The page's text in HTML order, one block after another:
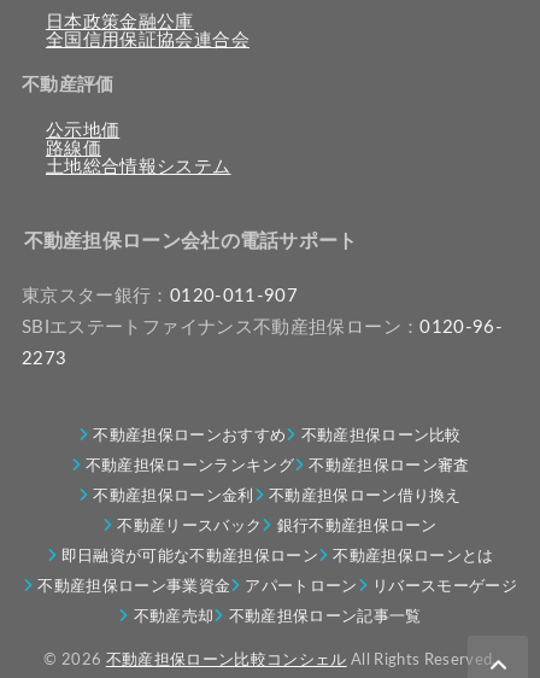
日本政策金融公庫
全国信用保証協会連合会
不動産評価
公示地価
路線価
土地総合情報システム
不動産担保ローン会社の電話サポート
東京スター銀行： 0120-011-907
SBIエステートファイナンス不動産担保ローン：0120-96-
2273
不動産担保ローンおすすめ
不動産担保ローン比較
不動産担保ローンランキング
不動産担保ローン審査
不動産担保ローン金利
不動産担保ローン借り換え
不動産リースバック
銀行不動産担保ローン
即日融資が可能な不動産担保ローン
不動産担保ローンとは
不動産担保ローン事業資金
アパートローン
リバースモーゲージ
不動産売却
不動産担保ローン記事一覧
© 2026 不動産担保ローン比較コンシェル All Rights Reserved.